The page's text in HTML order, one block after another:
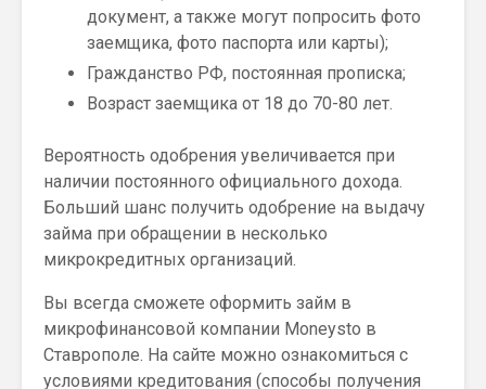
документ, а также могут попросить фото
заемщика, фото паспорта или карты);
Гражданство РФ, постоянная прописка;
Возраст заемщика от 18 до 70-80 лет.
Вероятность одобрения увеличивается при
наличии постоянного официального дохода.
Больший шанс получить одобрение на выдачу
займа при обращении в несколько
микрокредитных организаций.
Вы всегда сможете оформить займ в
микрофинансовой компании Moneysto в
Ставрополе. На сайте можно ознакомиться с
условиями кредитования (способы получения